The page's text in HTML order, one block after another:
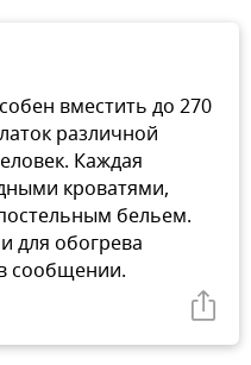
вместить до 270
различной
Каждая
кроватями,
бельем.
для обогрева
сообщении.